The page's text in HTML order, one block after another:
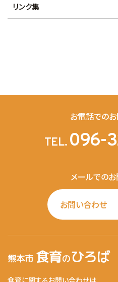
リンク集
熊本市 食育のひろば
食育に関するお問い合わせは
お電話での
TEL. 096-
メールでの
お問い合わせ